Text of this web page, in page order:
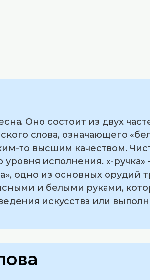
Оно состоит из двух
слова, означающего
то высшим качеством.
уровня исполнения. «-ручка»
одно из основных орудий
и белыми руками,
искусства или